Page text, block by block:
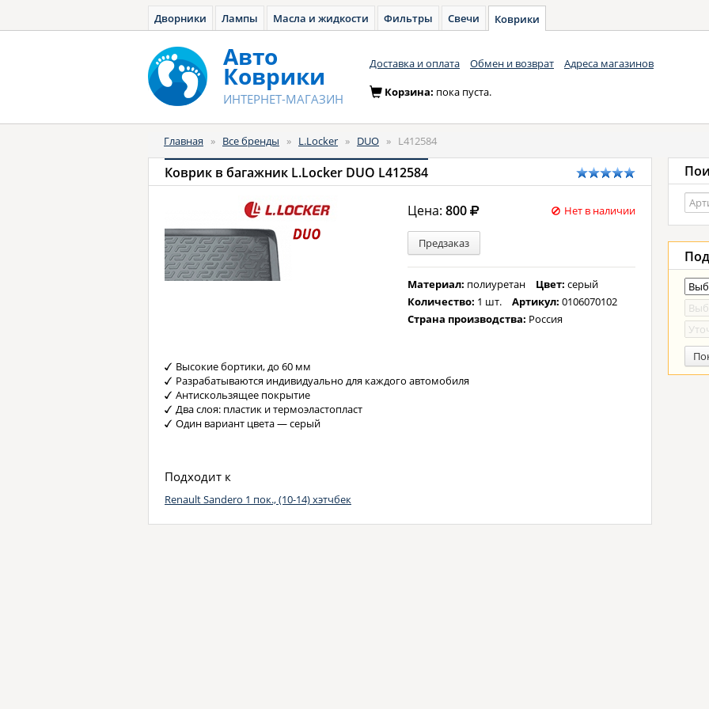
Дворники Лампы Масла и жидкости Фильтры Свечи Коврики
Авто
Коврики
ИНТЕРНЕТ-МАГАЗИН
Доставка и оплата Обмен и возврат Адреса магазинов
Корзина: пока пуста.
Главная » Все бренды » L.Locker » DUO » L412584
Коврик в багажник L.Locker DUO L412584
Цена:800 Нет в наличии
Предзаказ
Материал: полиуретан Цвет:серый
Количество: 1 шт. Артикул:0106070102
Страна производства: Россия
Высокие бортики, до 60 мм
Разрабатываются индивидуально для каждого автомобиля
Антискользящее покрытие
Два слоя: пластик и термоэластопласт
Один вариант цвета — серый
Подходит к
Renault Sandero 1 пок., (10-14) хэтчбек